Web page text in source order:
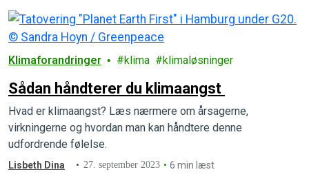
Klimaforandringer klima klimaløsninger
Sådan håndterer du klimaangst
Hvad er klimaangst? Læs nærmere om årsagerne,
virkningerne og hvordan man kan håndtere denne
udfordrende følelse.
Lisbeth Dina 27. september 2023 6 min læst